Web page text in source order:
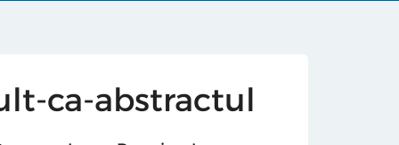
ca-abstractul